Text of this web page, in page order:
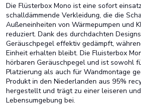
Die Flüsterbox Mono ist eine sofort
schalldämmende Verkleidung, die die
Außeneinheiten von Wärmepumpen und
reduziert. Dank des durchdachten
Geräuschpegel effektiv gedämpft,
Einheit erhalten bleibt. Die Fluisterbox
hörbaren Geräuschpegel und ist sowohl
Platzierung als auch für Wandmontage
Produkt in den Niederlanden aus 95%
hergestellt und trägt zu einer leiseren
Lebensumgebung bei.